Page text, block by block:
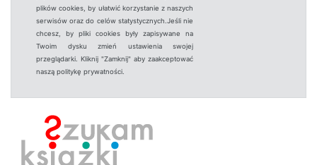
plików cookies, by ułatwić korzystanie z naszych
serwisów oraz do celów statystycznych.Jeśli nie
chcesz, by pliki cookies były zapisywane na
Twoim dysku zmień ustawienia swojej
przeglądarki. Kliknij "Zamknij" aby zaakceptować
naszą politykę prywatności.